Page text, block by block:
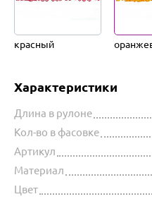
красный
Характеристики
Длина в рулоне
Кол-во в фасовке
Артикул
Материал
Цвет